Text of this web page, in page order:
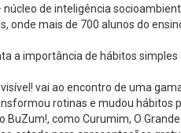
de inteligência
onde mais de 700 alunos do
a importância de hábitos
vai ao encontro de uma
rotinas e mudou hábitos
como Curumim, O Grande